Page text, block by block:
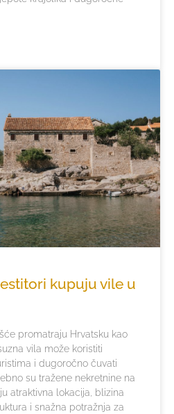
kupuju vile u
promatraju Hrvatsku kao
vila može koristiti
i dugoročno čuvati
su tražene nekretnine na
atraktivna lokacija, blizina
i snažna potražnja za